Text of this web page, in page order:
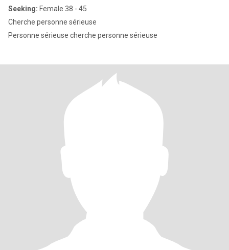
Seeking: Female 38 - 45
Cherche personne sérieuse
Personne sérieuse cherche personne sérieuse